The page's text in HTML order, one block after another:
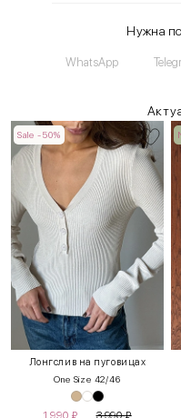
Нужна
WhatsApp
Sale -50%
Лонгслив на пуговицах
One Size 42/46
1 990 ₽ 3 990₽